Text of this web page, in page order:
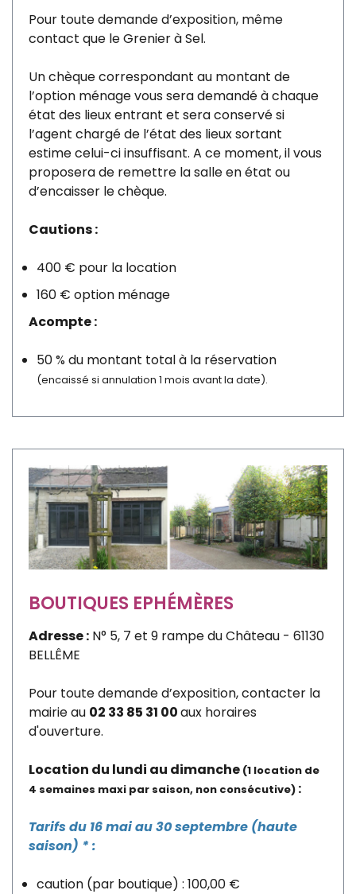
Pour toute demande d’exposition, même
contact que le Grenier à Sel.
Un chèque correspondant au montant de
l’option ménage vous sera demandé à chaque
état des lieux entrant et sera conservé si
l’agent chargé de l’état des lieux sortant
estime celui-ci insuffisant. A ce moment, il vous
proposera de remettre la salle en état ou
d’encaisser le chèque.
Cautions :
400 € pour la location
160 € option ménage
Acompte :
50 % du montant total à la réservation
(encaissé si annulation 1 mois avant la date).
BOUTIQUES EPHÉMÈRES
Adresse : N° 5, 7 et 9 rampe du Château - 61130
BELLÊME
Pour toute demande d’exposition, contacter la
mairie au 02 33 85 31 00aux horaires
d'ouverture.
Location du lundi au dimanche (1 location de
4 semaines maxi par saison, non consécutive) :
Tarifs du 16 mai au 30 septembre (haute
saison) * :
caution (par boutique) : 100,00 €